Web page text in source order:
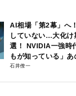
AI相場「第2幕」へ
していない…大化け
選！ NVIDIA一強時
もが知っている」
石井僚一